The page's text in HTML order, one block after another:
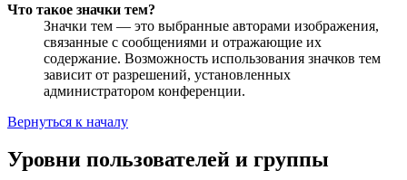
Что такое значки тем?
Значки тем — это выбранные авторами изображения,
связанные с сообщениями и отражающие их
содержание. Возможность использования значков тем
зависит от разрешений, установленных
администратором конференции.
Вернуться к началу
Уровни пользователей и группы